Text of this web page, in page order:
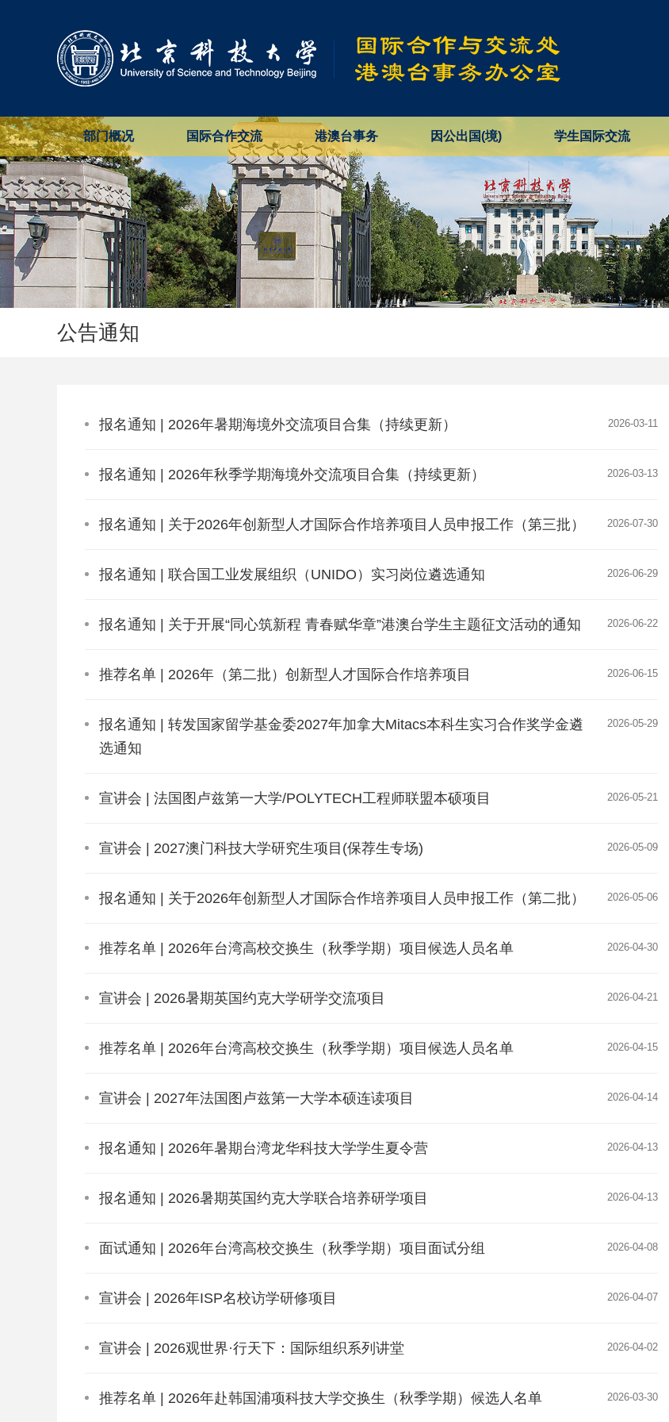
部门概况 国际合作交流 港澳台事务 因公出国(境) 学生国际交流
公告通知
2026-03-11
报名通知 | 2026年暑期海境外交流项目合集（持续更新）
2026-03-13
报名通知 | 2026年秋季学期海境外交流项目合集（持续更新）
2026-07-30
报名通知 | 关于2026年创新型人才国际合作培养项目人员申报工作（第三批）
2026-06-29
报名通知 | 联合国工业发展组织（UNIDO）实习岗位遴选通知
2026-06-22
报名通知 | 关于开展“同心筑新程 青春赋华章”港澳台学生主题征文活动的通知
2026-06-15
推荐名单 | 2026年（第二批）创新型人才国际合作培养项目
2026-05-29
报名通知 | 转发国家留学基金委2027年加拿大Mitacs本科生实习合作奖学金遴
选通知
2026-05-21
宣讲会 | 法国图卢兹第一大学/POLYTECH工程师联盟本硕项目
2026-05-09
宣讲会 | 2027澳门科技大学研究生项目(保荐生专场)
2026-05-06
报名通知 | 关于2026年创新型人才国际合作培养项目人员申报工作（第二批）
2026-04-30
推荐名单 | 2026年台湾高校交换生（秋季学期）项目候选人员名单
2026-04-21
宣讲会 | 2026暑期英国约克大学研学交流项目
2026-04-15
推荐名单 | 2026年台湾高校交换生（秋季学期）项目候选人员名单
2026-04-14
宣讲会 | 2027年法国图卢兹第一大学本硕连读项目
2026-04-13
报名通知 | 2026年暑期台湾龙华科技大学学生夏令营
2026-04-13
报名通知 | 2026暑期英国约克大学联合培养研学项目
2026-04-08
面试通知 | 2026年台湾高校交换生（秋季学期）项目面试分组
2026-04-07
宣讲会 | 2026年ISP名校访学研修项目
2026-04-02
宣讲会 | 2026观世界·行天下：国际组织系列讲堂
2026-03-30
推荐名单 | 2026年赴韩国浦项科技大学交换生（秋季学期）候选人名单